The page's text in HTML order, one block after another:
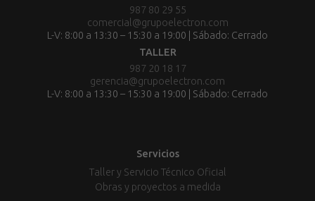
987 80 29 55
comercial@grupoelectron.com
L-V: 8:00 a 13:30 – 15:30 a 19:00 | Sábado: Cerrado
TALLER
987 20 18 17
gerencia@grupoelectron.com
L-V: 8:00 a 13:30 – 15:30 a 19:00 | Sábado: Cerrado
Servicios
Taller y Servicio Técnico Oficial
Obras y proyectos a medida